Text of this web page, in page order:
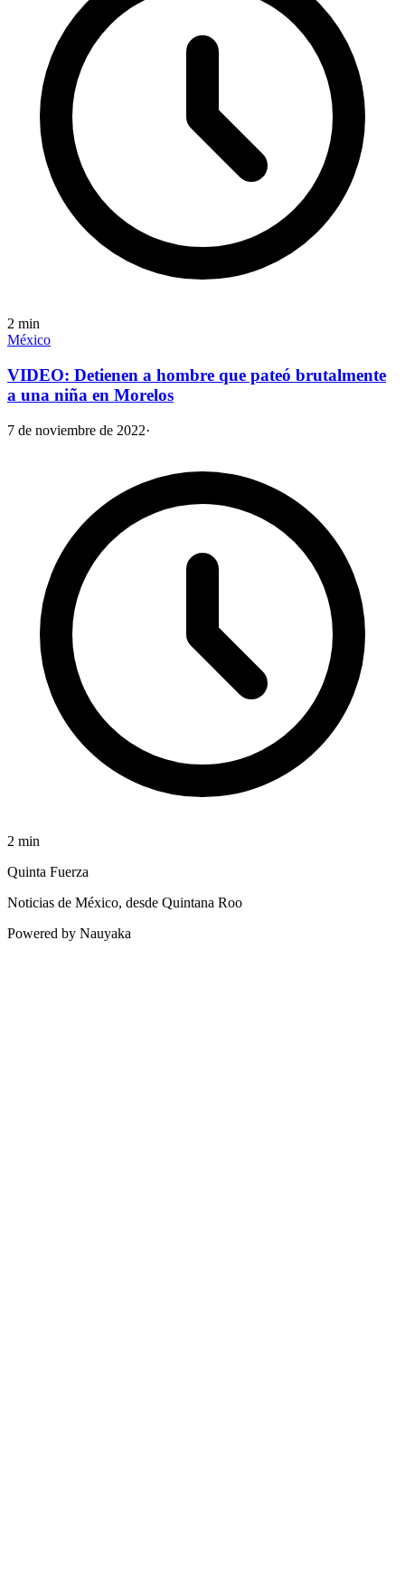
2 min
México
VIDEO: Detienen a hombre que pateó brutalmente
a una niña en Morelos
7 de noviembre de 2022·
2 min
Quinta Fuerza
Noticias de México, desde Quintana Roo
Powered by Nauyaka